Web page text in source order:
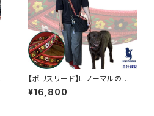
【ポリスリード】L ノーマルの長
さ セット 大型犬用 Lサイズ 3ポ
イントリードとハーフチョークカ
¥16,800